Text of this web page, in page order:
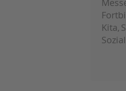
Kita